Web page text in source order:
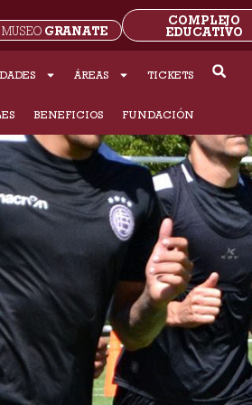
COMPLEJO
EDUCATIVO
MUSEO GRANATE
ÁREAS TICKETS
BENEFICIOS FUNDACIÓN